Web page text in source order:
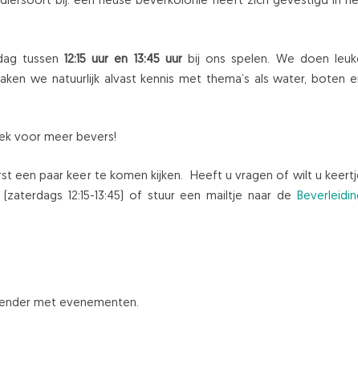
tussen12:15 uur en 13:45 uurbij ons spelen. We doen
we natuurlijk alvast kennis met thema’s als water, boten
voor meer bevers!
een paar keer te komen kijken. Heeft u vragen of wilt u
12:15-13:45) of stuur een mailtje naar de
met evenementen.